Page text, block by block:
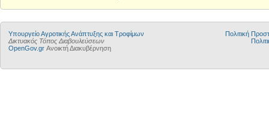
Υπουργείο Αγροτικής Ανάπτυξης και Τροφίμων
Δικτυακός Τόπος Διαβουλεύσεων
OpenGov.gr Ανοικτή Διακυβέρνηση
Πολιτική